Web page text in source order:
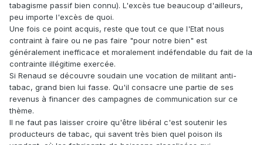
tabagisme passif bien connu). L'excès tue beaucoup d'ailleurs,
peu importe l'excès de quoi.
Une fois ce point acquis, reste que tout ce que l'Etat nous
contraint à faire ou ne pas faire "pour notre bien" est
généralement inefficace et moralement indéfendable du fait de la
contrainte illégitime exercée.
Si Renaud se découvre soudain une vocation de militant anti-
tabac, grand bien lui fasse. Qu'il consacre une partie de ses
revenus à financer des campagnes de communication sur ce
thème.
Il ne faut pas laisser croire qu'être libéral c'est soutenir les
producteurs de tabac, qui savent très bien quel poison ils